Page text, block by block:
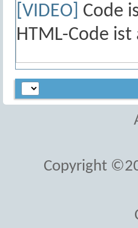
[VIDEO] Code
HTML-Code ist
Copyright